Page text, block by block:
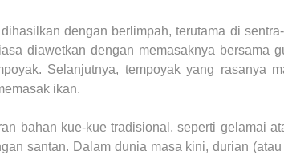
dengan berlimpah, terutama di
diawetkan dengan memasaknya bersama
Selanjutnya, tempoyak yang rasanya
ikan.
bahan kue-kue tradisional, seperti gelamai
santan. Dalam dunia masa kini, durian